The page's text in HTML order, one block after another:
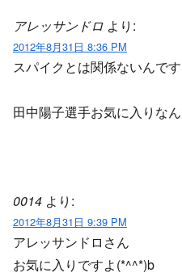
アレッサンドロ より:
2012年8月31日 8:36 PM
スパイクとは関係ないんです
田中陽子選手お気に入りな
0014 より:
2012年8月31日 9:39 PM
アレッサンドロさん
お気に入りですよ(*^^*)b